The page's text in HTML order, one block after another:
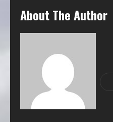
About The Author